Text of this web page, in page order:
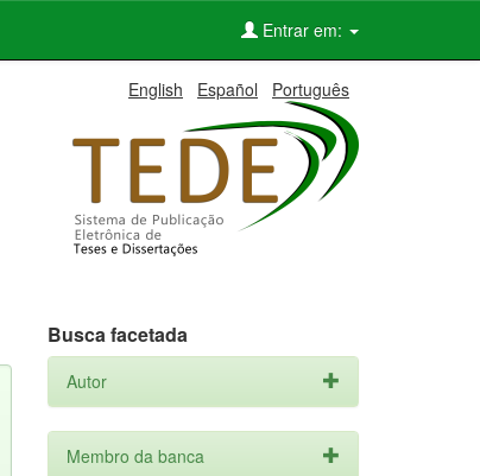
Entrar em:
English Español Português
Busca facetada
Autor
Membro da banca